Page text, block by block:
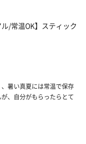
/常温OK】スティック
暑い真夏には常温で保存
、自分がもらったらとて